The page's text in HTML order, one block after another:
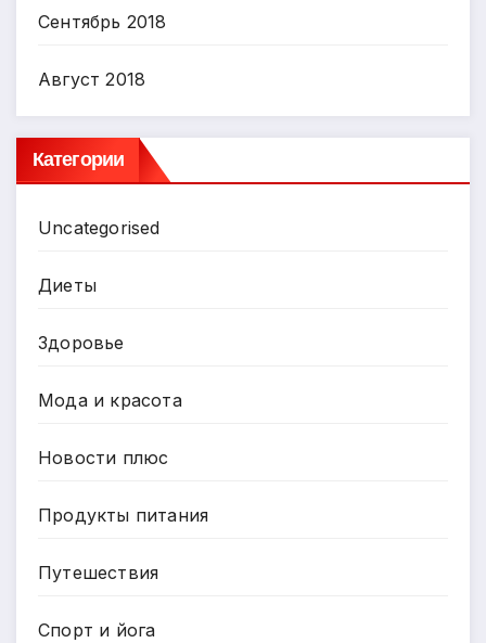
Сентябрь 2018
Август 2018
Категории
Uncategorised
Диеты
Здоровье
Мода и красота
Новости плюс
Продукты питания
Путешествия
Спорт и йога